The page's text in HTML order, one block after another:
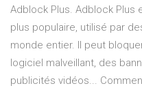
Adblock Plus. Adblock Plus
plus populaire, utilisé par
monde entier. Il peut
logiciel malveillant, des
publicités vidéos...